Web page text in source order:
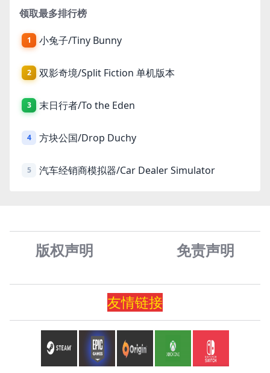
领取最多排行榜
1 小兔子/Tiny Bunny
2 双影奇境/Split Fiction 单机版本
3 末日行者/To the Eden
4 方块公国/Drop Duchy
5 汽车经销商模拟器/Car Dealer Simulator
版权声明 免责声明
友情链接